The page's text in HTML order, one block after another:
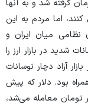
گرفته شد و به آنها
اما مردم به این
نظامی میان ایران و
شدید در بازار ارز را
آزاد دچار نوسانات
با رشدی در حدود ۱۰ درصد همراه بود. دلار که پیش
در بازار غیررسمی در محدوده ۸۳ هزار تومان معامله می‌شد،